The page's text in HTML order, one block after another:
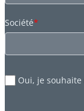
Société*
Oui, je souhaite